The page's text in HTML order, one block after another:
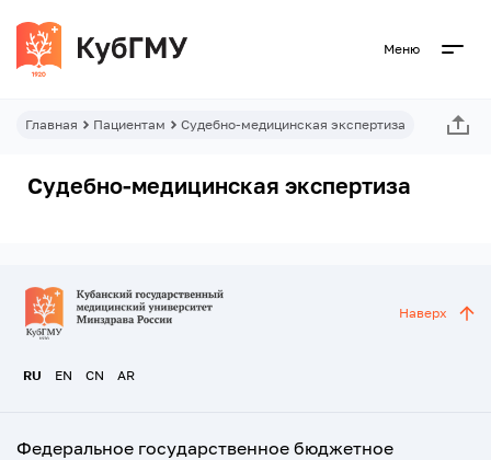
Меню
Главная Пациентам Судебно-медицинская экспертиза
Судебно-медицинская экспертиза
RU EN CN AR
Наверх
Федеральное государственное бюджетное